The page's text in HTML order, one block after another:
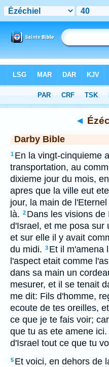
> Ézéchiel 40
◄
Darby Bible
1 En la vingt-cinquieme
transportation, au
dixieme jour du mois,
apres que la ville eut
jour, la main de
là. 2 Dans les visions
d'Israel, et me posa sur
et sur elle il y avait
du midi. 3 Et il m'amena
l'aspect etait comme
dans sa main un
mesurer, et il se tenait
me dit: Fils d'homme,
ecoute de tes oreilles,
ce que je te fais voir;
que tu as ete amene
d'Israel tout ce que tu
5 Et voici, en dehors de